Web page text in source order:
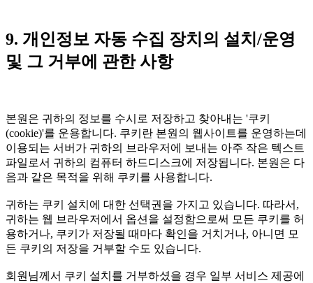
9. 개인정보 자동 수집 장치의 설치/운영
및 그 거부에 관한 사항
본원은 귀하의 정보를 수시로 저장하고 찾아내는 '쿠키
(cookie)'를 운용합니다. 쿠키란 본원의 웹사이트를 운영하는데
이용되는 서버가 귀하의 브라우저에 보내는 아주 작은 텍스트
파일로서 귀하의 컴퓨터 하드디스크에 저장됩니다. 본원은 다
음과 같은 목적을 위해 쿠키를 사용합니다.
귀하는 쿠키 설치에 대한 선택권을 가지고 있습니다. 따라서,
귀하는 웹 브라우저에서 옵션을 설정함으로써 모든 쿠키를 허
용하거나, 쿠키가 저장될 때마다 확인을 거치거나, 아니면 모
든 쿠키의 저장을 거부할 수도 있습니다.
회원님께서 쿠키 설치를 거부하셨을 경우 일부 서비스 제공에